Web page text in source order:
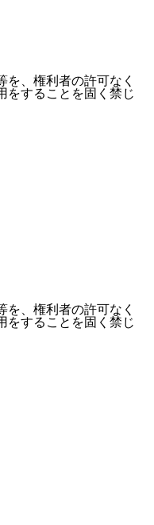
を、権利者の許可なく
をすることを固く禁じ
を、権利者の許可なく
をすることを固く禁じ